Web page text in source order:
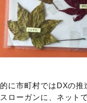
に市町村ではDXの
ローガンに、ネット